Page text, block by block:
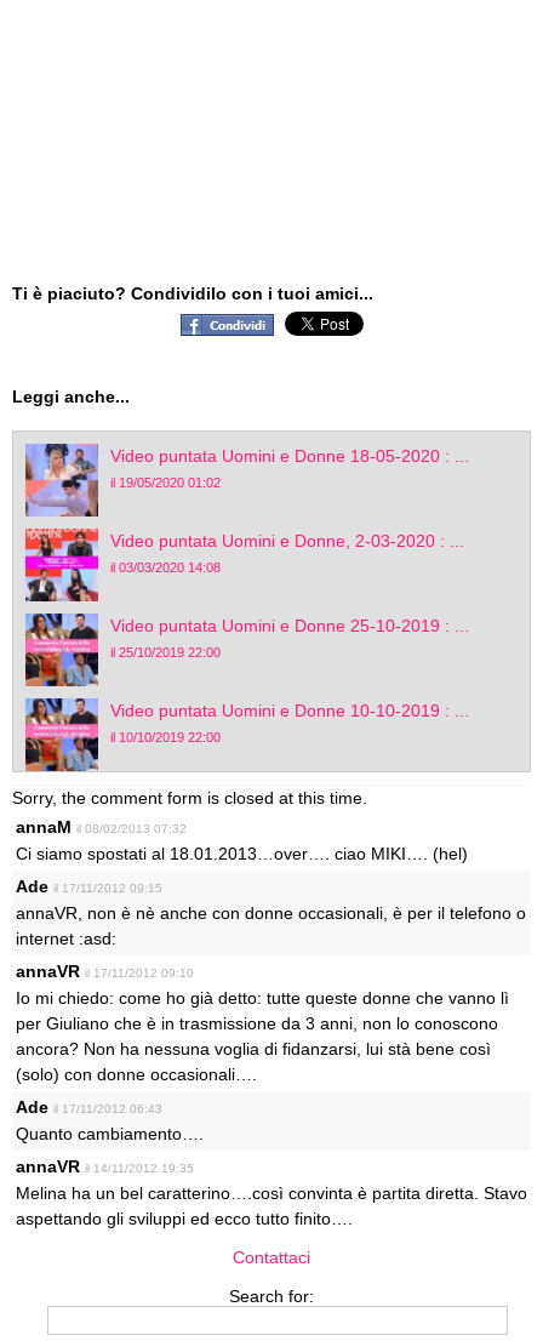
Ti è piaciuto? Condividilo con i tuoi amici...
Leggi anche...
Video puntata Uomini e Donne 18-05-2020 : ...
il 19/05/2020 01:02
Video puntata Uomini e Donne, 2-03-2020 : ...
il 03/03/2020 14:08
Video puntata Uomini e Donne 25-10-2019 : ...
il 25/10/2019 22:00
Video puntata Uomini e Donne 10-10-2019 : ...
il 10/10/2019 22:00
Sorry, the comment form is closed at this time.
annaM il 08/02/2013 07:32
Ci siamo spostati al 18.01.2013…over…. ciao MIKI…. (hel)
Ade il 17/11/2012 09:15
annaVR, non è nè anche con donne occasionali, è per il telefono o
internet :asd:
annaVR il 17/11/2012 09:10
Io mi chiedo: come ho già detto: tutte queste donne che vanno lì
per Giuliano che è in trasmissione da 3 anni, non lo conoscono
ancora? Non ha nessuna voglia di fidanzarsi, lui stà bene così
(solo) con donne occasionali….
Ade il 17/11/2012 06:43
Quanto cambiamento….
annaVR il 14/11/2012 19:35
Melina ha un bel caratterino….così convinta è partita diretta. Stavo
aspettando gli sviluppi ed ecco tutto finito….
Contattaci
Search for: